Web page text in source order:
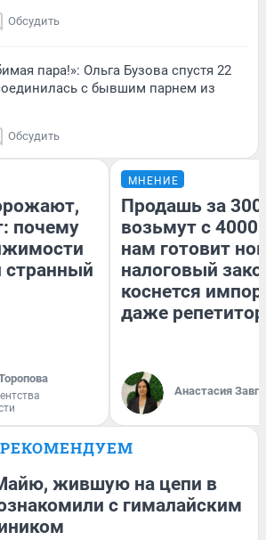
Обсудить
пара!»: Ольга Бузова спустя 22
с бывшим парнем из
Обсудить
почему
странный
МНЕНИЕ
Продашь за
возьмут с
нам готовит
налоговый
коснется
даже
Анастасия
РЕКОМЕНДУЕМ
жившую на цепи в
с гималайским